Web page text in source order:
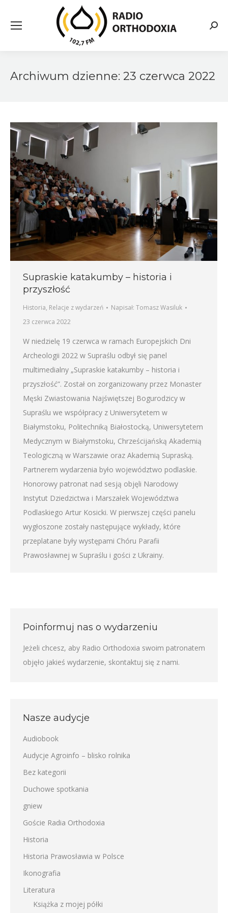
Archiwum dzienne: 23 czerwca 2022
Supraskie katakumby – historia i
przyszłość
Historia, Relacje z wydarzeń Napisał: Tomasz Wasiluk
23 czerwca 2022
W niedzielę 19 czerwca w ramach Europejskich Dni
Archeologii 2022 w Supraślu odbył się panel
multimedialny „Supraskie katakumby – historia i
przyszłość”. Został on zorganizowany przez Monaster
Męski Zwiastowania Najświętszej Bogurodzicy w
Supraślu we współpracy z Uniwersytetem w
Białymstoku, Politechniką Białostocką, Uniwersytetem
Medycznym w Białymstoku, Chrześcijańską Akademią
Teologiczną w Warszawie oraz Akademią Supraską.
Partnerem wydarzenia było województwo podlaskie.
Honorowy patronat nad sesją objęli Narodowy
Instytut Dziedzictwa i Marszałek Województwa
Podlaskiego Artur Kosicki. W pierwszej części panelu
wygłoszone zostały następujące wykłady, które
przeplatane były występami Chóru Parafii
Prawosławnej w Supraślu i gości z Ukrainy.
Poinformuj nas o wydarzeniu
Jeżeli chcesz, aby Radio Orthodoxia swoim patronatem
objęło jakieś wydarzenie, skontaktuj się z nami.
Nasze audycje
Audiobook
Audycje Agroinfo – blisko rolnika
Bez kategorii
Duchowe spotkania
gniew
Goście Radia Orthodoxia
Historia
Historia Prawosławia w Polsce
Ikonografia
Literatura
Książka z mojej półki